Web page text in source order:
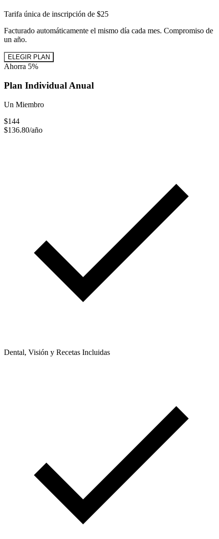
Tarifa única de inscripción de $25
Facturado automáticamente el mismo día cada mes. Compromiso de
un año.
ELEGIR PLAN
Ahorra 5%
Plan Individual Anual
Un Miembro
$144
$136.80/año
Dental, Visión y Recetas Incluidas